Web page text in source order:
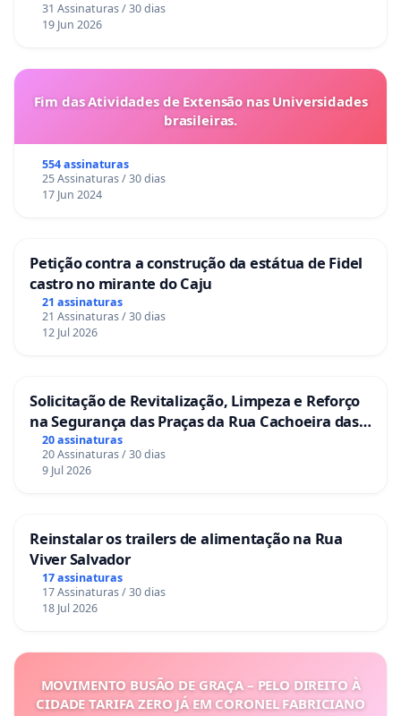
31 Assinaturas / 30 dias
19 Jun 2026
Fim das Atividades de Extensão nas Universidades
brasileiras.
554 assinaturas
25 Assinaturas / 30 dias
17 Jun 2024
Petição contra a construção da estátua de Fidel
castro no mirante do Caju
21 assinaturas
21 Assinaturas / 30 dias
12 Jul 2026
Solicitação de Revitalização, Limpeza e Reforço
na Segurança das Praças da Rua Cachoeira das
Sete Ilhas
20 assinaturas
20 Assinaturas / 30 dias
9 Jul 2026
Reinstalar os trailers de alimentação na Rua
Viver Salvador
17 assinaturas
17 Assinaturas / 30 dias
18 Jul 2026
MOVIMENTO BUSÃO DE GRAÇA – PELO DIREITO À
CIDADE TARIFA ZERO JÁ EM CORONEL FABRICIANO